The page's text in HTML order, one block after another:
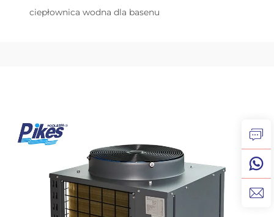
ciepłownica wodna dla basenu